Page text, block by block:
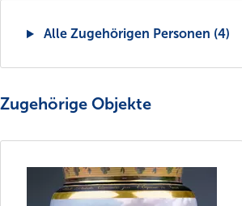
Alle Zugehörigen Personen (4)
Zugehörige Objekte